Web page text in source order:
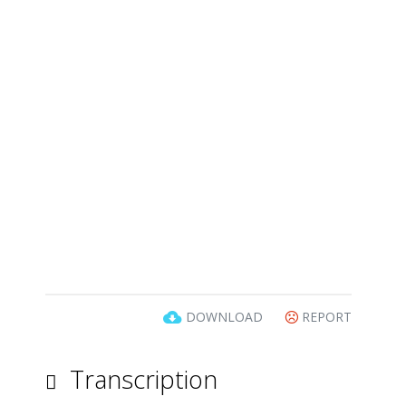
DOWNLOAD REPORT
Transcription